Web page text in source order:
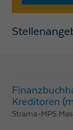
Kreditoren
Strama-MPS